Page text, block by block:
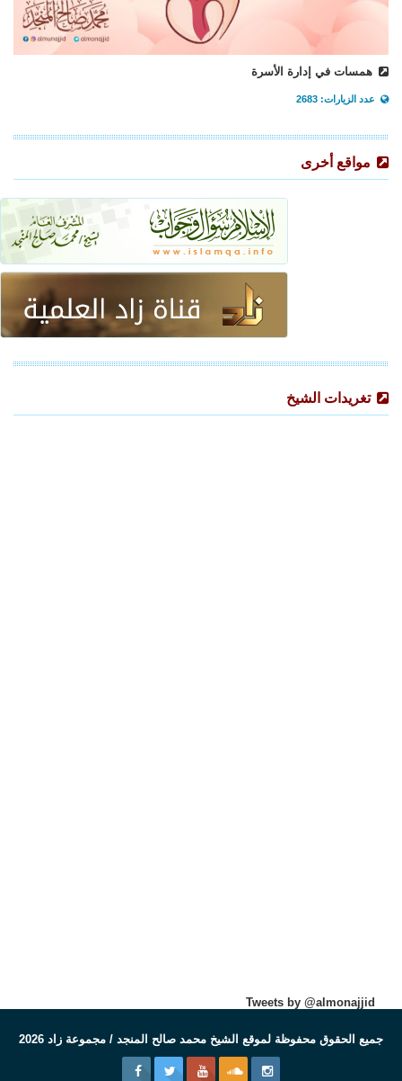
همسات في إدارة الأسرة
عدد الزيارات: 2683
مواقع أخرى
تغريدات الشيخ
Tweets by @almonajjid
جميع الحقوق محفوظة لموقع الشيخ محمد صالح المنجد / مجموعة زاد 2026